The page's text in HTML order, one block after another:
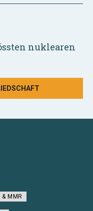
nuklearen
& MMR